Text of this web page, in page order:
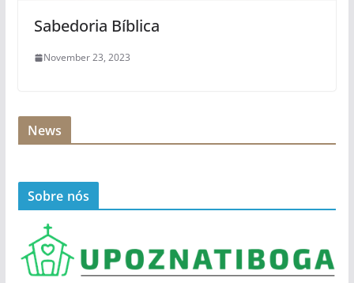
Sabedoria Bíblica
November 23, 2023
News
Sobre nós